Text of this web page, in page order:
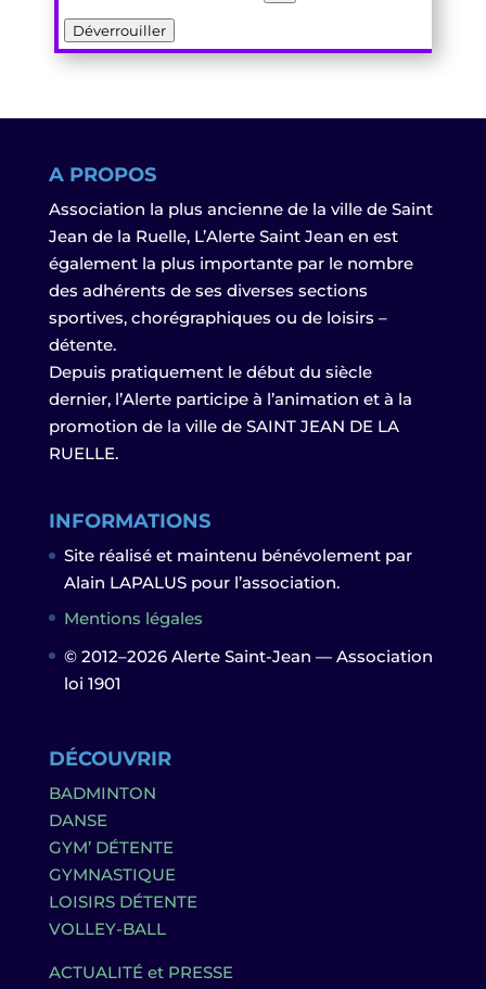
Déverrouiller
A PROPOS
Association la plus ancienne de la ville de Saint
Jean de la Ruelle, L’Alerte Saint Jean en est
également la plus importante par le nombre
des adhérents de ses diverses sections
sportives, chorégraphiques ou de loisirs –
détente.
Depuis pratiquement le début du siècle
dernier, l’Alerte participe à l’animation et à la
promotion de la ville de SAINT JEAN DE LA
RUELLE.
INFORMATIONS
Site réalisé et maintenu bénévolement par
Alain LAPALUS pour l’association.
Mentions légales
© 2012–2026 Alerte Saint-Jean — Association
loi 1901
DÉCOUVRIR
BADMINTON
DANSE
GYM’ DÉTENTE
GYMNASTIQUE
LOISIRS DÉTENTE
VOLLEY-BALL
ACTUALITÉ et PRESSE